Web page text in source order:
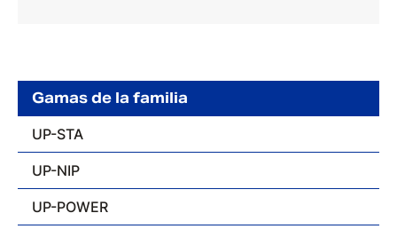
Gamas de la familia
UP-STA
UP-NIP
UP-POWER